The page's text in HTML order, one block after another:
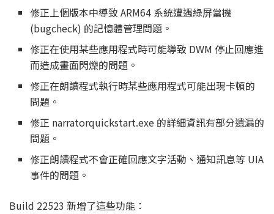
修正上個版本中導致 ARM64 系統遭遇綠屏當機
(bugcheck) 的記憶體管理問題。
修正在使用某些應用程式時可能導致 DWM 停止回應進
而造成畫面閃爍的問題。
修正在朗讀程式執行時某些應用程式可能出現卡頓的
問題。
修正 narratorquickstart.exe 的詳細資訊有部分遺漏的
問題。
修正朗讀程式不會正確回應文字活動、通知訊息等 UIA
事件的問題。
Build 22523 新增了這些功能：